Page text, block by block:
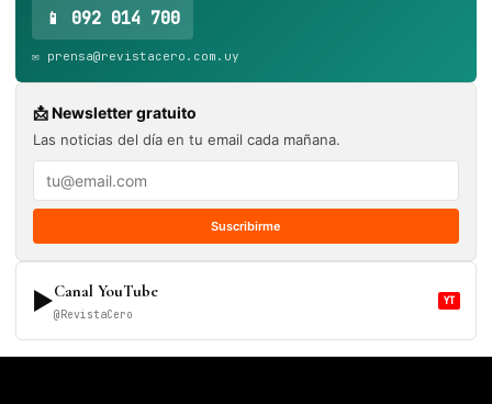
📱 092 014 700
✉️ prensa@revistacero.com.uy
📩 Newsletter gratuito
Las noticias del día en tu email cada mañana.
Suscribirme
▶Canal YouTube
@RevistaCero
YT